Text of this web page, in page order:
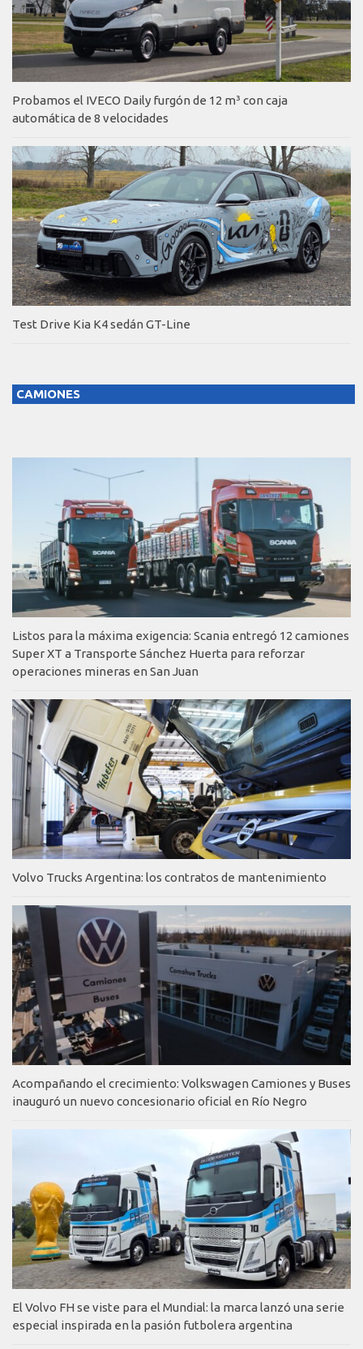
Probamos el IVECO Daily furgón de 12 m³ con caja
automática de 8 velocidades
Test Drive Kia K4 sedán GT-Line
CAMIONES
Listos para la máxima exigencia: Scania entregó 12 camiones
Super XT a Transporte Sánchez Huerta para reforzar
operaciones mineras en San Juan
Volvo Trucks Argentina: los contratos de mantenimiento
Acompañando el crecimiento: Volkswagen Camiones y Buses
inauguró un nuevo concesionario oficial en Río Negro
El Volvo FH se viste para el Mundial: la marca lanzó una serie
especial inspirada en la pasión futbolera argentina